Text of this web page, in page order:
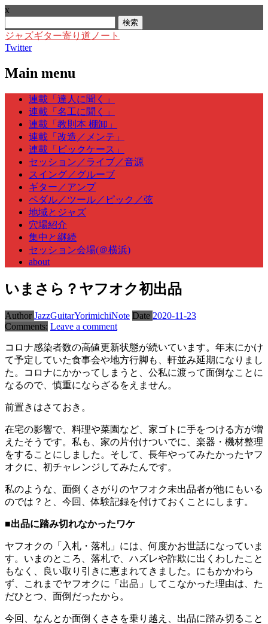
x
索:
ジャズギター寄り道ノート
Twitter
Main menu
Skip
content
連載「達人に聞く」
連載「名工に聞く」
連載「教則本 棚卸」
連載「改造／メンテ」
連載「ピックケース」
セッション／ライブ／音源
スイング／グルーブ
ギター／アンプ
ペダル／ツール／ピック／弦
地域とジャズ
穴場紹介
集中と継続
セッション会場(＠横浜)
about
いまさら？ヤフオク初出品
Author JazzGuitarYorimichiNote Date 2020-11-23
Comments: Leave a comment
コロナ感染者数の高値更新状態が続いています。年末にかけ
て予定していた食事会や地方行脚も、軒並み延期になりまし
た。コロナにかかってしまうと、公私に渡って面倒なことに
なるので、慎重にならざるをえません。
前置きはさておき。
在宅の影響で、料理や菜園など、家ゴトに手をつける方が増
えたそうです。私も、家の片付けついでに、楽器・機材整理
をすることにしました。そして、長年やってみたかったヤフ
オクに、初チャレンジしてみたんです。
私のような、面倒くさがりのヤフオク未出品者が他にもいる
のでは？と、今回、体験記録を付けておくことにします。
■出品に踏み切れなかったワケ
ヤフオクの「入札・落札」には、何度かお世話になっていま
す。いまのところ、落札で、ハズレや詐欺に出くわしたこと
もなく、良い取り引きに恵まれてきました。にもかかわら
ず、これまでヤフオクに「出品」してこなかった理由は、た
だひとつ、面倒だったから。
今回、なんとか面倒くささを乗り越え、出品に踏み切ること